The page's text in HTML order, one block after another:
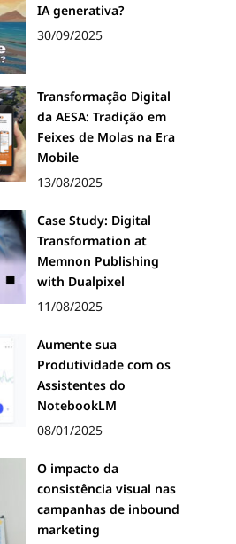
IA generativa?
30/09/2025
Transformação Digital
da AESA: Tradição em
Feixes de Molas na Era
Mobile
13/08/2025
Case Study: Digital
Transformation at
Memnon Publishing
with Dualpixel
11/08/2025
Aumente sua
Produtividade com os
Assistentes do
NotebookLM
08/01/2025
O impacto da
consistência visual nas
campanhas de inbound
marketing